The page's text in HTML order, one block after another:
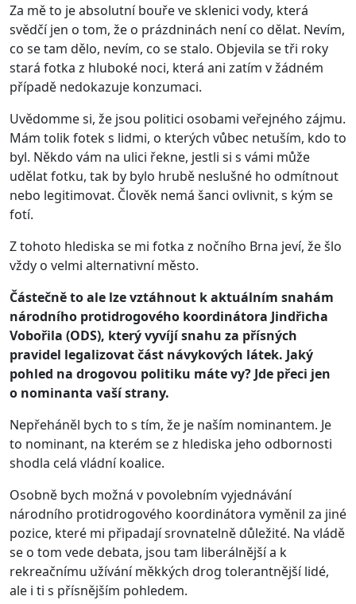
Za mě to je absolutní bouře ve sklenici vody, která
svědčí jen o tom, že o prázdninách není co dělat. Nevím,
co se tam dělo, nevím, co se stalo. Objevila se tři roky
stará fotka z hluboké noci, která ani zatím v žádném
případě nedokazuje konzumaci.
Uvědomme si, že jsou politici osobami veřejného zájmu.
Mám tolik fotek s lidmi, o kterých vůbec netuším, kdo to
byl. Někdo vám na ulici řekne, jestli si s vámi může
udělat fotku, tak by bylo hrubě neslušné ho odmítnout
nebo legitimovat. Člověk nemá šanci ovlivnit, s kým se
fotí.
Z tohoto hlediska se mi fotka z nočního Brna jeví, že šlo
vždy o velmi alternativní město.
Částečně to ale lze vztáhnout k aktuálním snahám
národního protidrogového koordinátora Jindřicha
Vobořila (ODS), který vyvíjí snahu za přísných
pravidel legalizovat část návykových látek. Jaký
pohled na drogovou politiku máte vy? Jde přeci jen
o nominanta vaší strany.
Nepřeháněl bych to s tím, že je naším nominantem. Je
to nominant, na kterém se z hlediska jeho odbornosti
shodla celá vládní koalice.
Osobně bych možná v povolebním vyjednávání
národního protidrogového koordinátora vyměnil za jiné
pozice, které mi připadají srovnatelně důležité. Na vládě
se o tom vede debata, jsou tam liberálnější a k
rekreačnímu užívání měkkých drog tolerantnější lidé,
ale i ti s přísnějším pohledem.